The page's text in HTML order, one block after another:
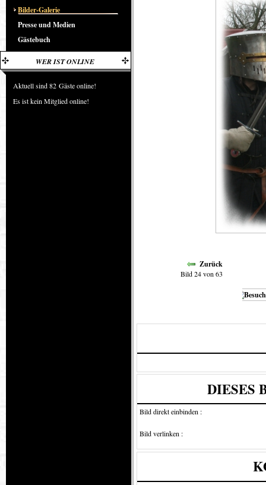
Bilder-Galerie
Presse und Medien
Gästebuch
WER IST ONLINE
Aktuell sind 82 Gäste online!
Es ist kein Mitglied online!
Zurück
Bild 24 von 63
DIESES
Bild direkt einbinden :
Bild verlinken :